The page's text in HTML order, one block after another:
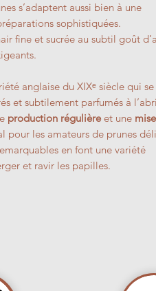
s’adaptent aussi bien à une
sophistiquées.
fine et sucrée au subtil goût
anglaise du XIXᵉ siècle qui se
et subtilement parfumés à
production régulière et une
pour les amateurs de prunes
en font une variété
et ravir les papilles.